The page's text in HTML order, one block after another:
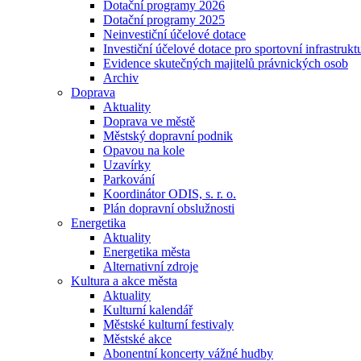
Dotační programy 2026
Dotační programy 2025
Neinvestiční účelové dotace
Investiční účelové dotace pro sportovní
Evidence skutečných majitelů právnických osob
Archiv
Doprava
Aktuality
Doprava ve městě
Městský dopravní podnik
Opavou na kole
Uzavírky
Parkování
Koordinátor ODIS, s. r. o.
Plán dopravní obslužnosti
Energetika
Aktuality
Energetika města
Alternativní zdroje
Kultura a akce města
Aktuality
Kulturní kalendář
Městské kulturní festivaly
Městské akce
Abonentní koncerty vážné hudby